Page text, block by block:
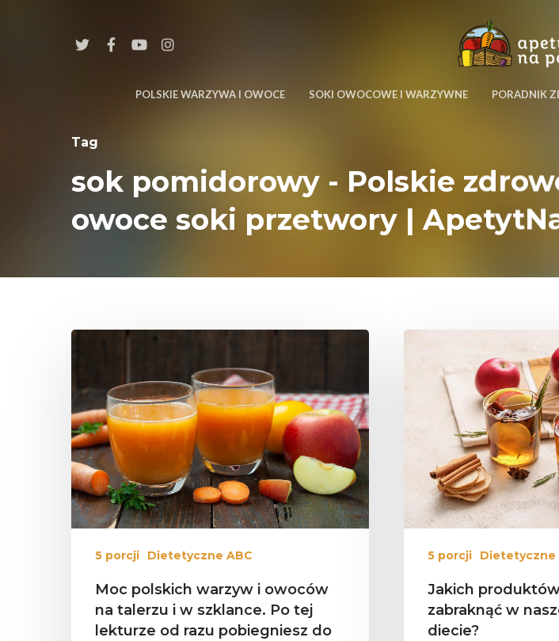
Wciśnij enter żeby wyszukać lub ESC żeby zamknąć
POLSKIE WARZYWA I OWOCE SOKI OWOCOWE I WARZYWNE PORADNIK
Tag
sok pomidorowy - Polskie
owoce soki przetwory |
5 porcji Dietetyczne ABC
Moc polskich warzyw i owoców
na talerzu i w szklance. Po tej
lekturze od razu pobiegniesz do
5 porcji Dietetyczne
Jakich
zabraknąć w
diecie?